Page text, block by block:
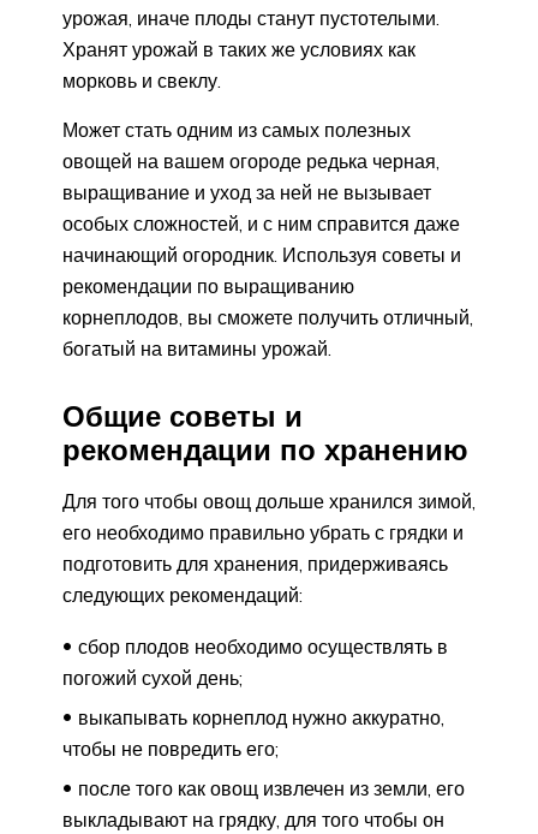
урожая, иначе плоды станут пустотелыми.
Хранят урожай в таких же условиях как
морковь и свеклу.
Может стать одним из самых полезных
овощей на вашем огороде редька черная,
выращивание и уход за ней не вызывает
особых сложностей, и с ним справится даже
начинающий огородник. Используя советы и
рекомендации по выращиванию
корнеплодов, вы сможете получить отличный,
богатый на витамины урожай.
Общие советы и
рекомендации по хранению
Для того чтобы овощ дольше хранился зимой,
его необходимо правильно убрать с грядки и
подготовить для хранения, придерживаясь
следующих рекомендаций:
сбор плодов необходимо осуществлять в
погожий сухой день;
выкапывать корнеплод нужно аккуратно,
чтобы не повредить его;
после того как овощ извлечен из земли, его
выкладывают на грядку, для того чтобы он